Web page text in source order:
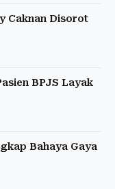
Caknan Disorot
BPJS Layak
Bahaya Gaya